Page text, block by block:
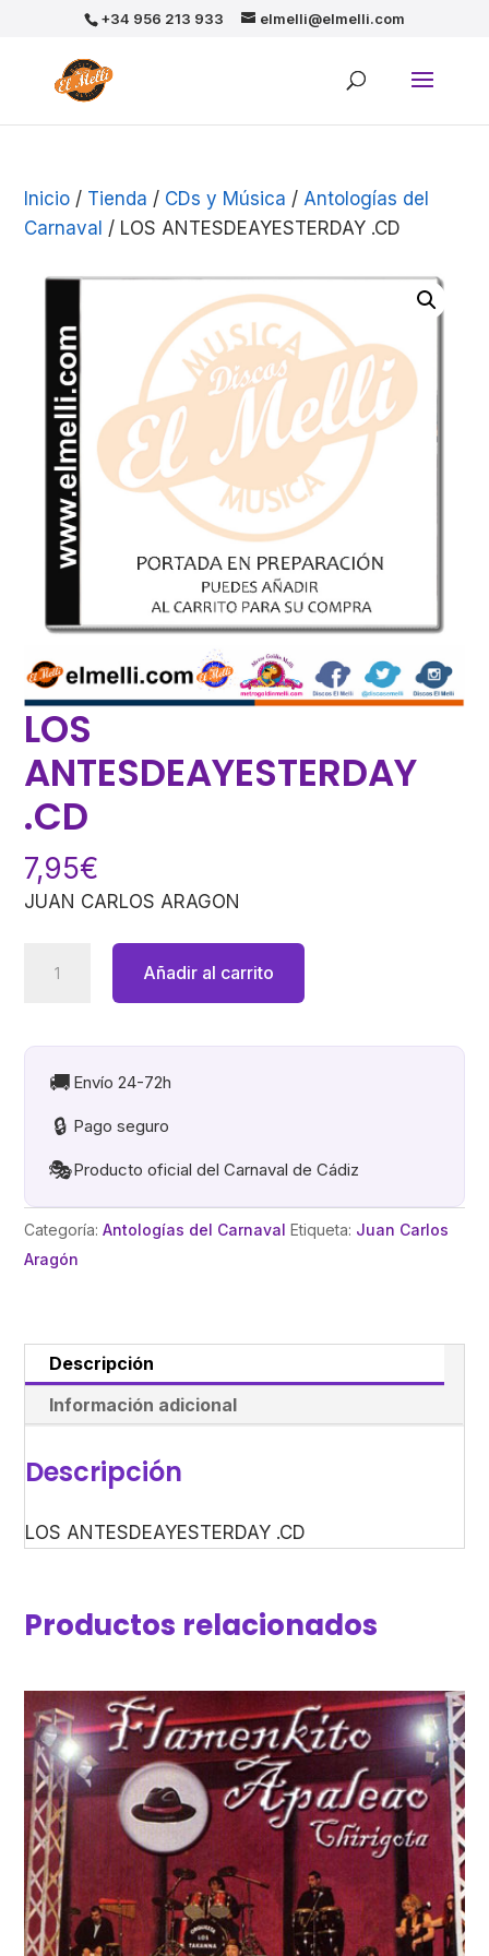
+34 956 213 933 elmelli@elmelli.com
Inicio / Tienda / CDs y Música / Antologías del
Carnaval / LOS ANTESDEAYESTERDAY .CD
LOS
ANTESDEAYESTERDAY
.CD
7,95€
JUAN CARLOS ARAGON
ANTESDEAYESTERDAY
cantidad
Añadir al carrito
🚚 Envío 24-72h
🔒 Pago seguro
🎭Producto oficial del Carnaval de Cádiz
Categoría:Antologías del Carnaval Etiqueta: Juan Carlos
Aragón
Descripción
Información adicional
Descripción
LOS ANTESDEAYESTERDAY .CD
Productos relacionados